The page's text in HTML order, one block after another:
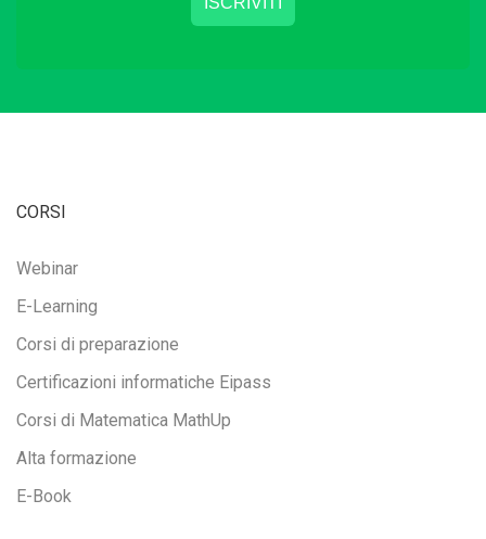
CORSI
Webinar
E-Learning
Corsi di preparazione
Certificazioni informatiche Eipass
Corsi di Matematica MathUp
Alta formazione
E-Book